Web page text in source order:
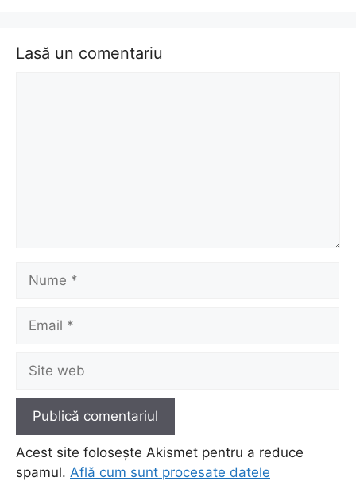
Lasă un comentariu
web
Acest site folosește Akismet pentru a reduce
spamul. Află cum sunt procesate datele